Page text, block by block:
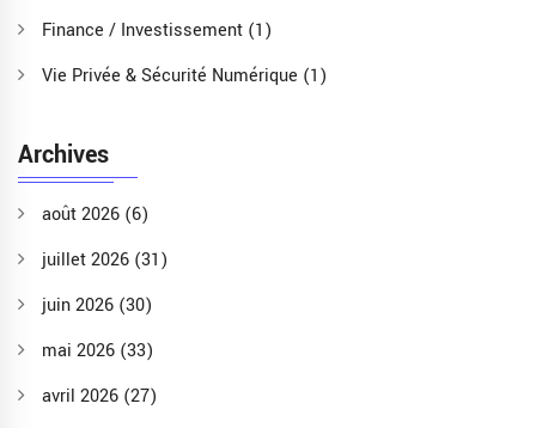
Finance / Investissement (1)
Vie Privée & Sécurité Numérique (1)
Archives
août 2026 (6)
juillet 2026 (31)
juin 2026 (30)
mai 2026 (33)
avril 2026 (27)